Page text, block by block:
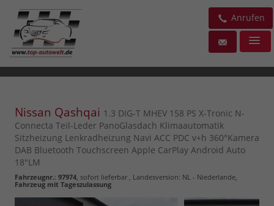
Anrufen
Nissan Qashqai 1.3 DIG-T MHEV 158 PS X-Tronic N-
Connecta Teil-Leder PanoGlasdach Klimaautomatik
Sitzheizung Lenkradheizung Navi ACC PDC v+h 360°Kamera
DAB Bluetooth Touchscreen Apple CarPlay Android Auto
18"LM
Fahrzeugnr.: 97974 sofort lieferbar , Landesversion: NL - Niederlande,
Fahrzeug mit Tageszulassung